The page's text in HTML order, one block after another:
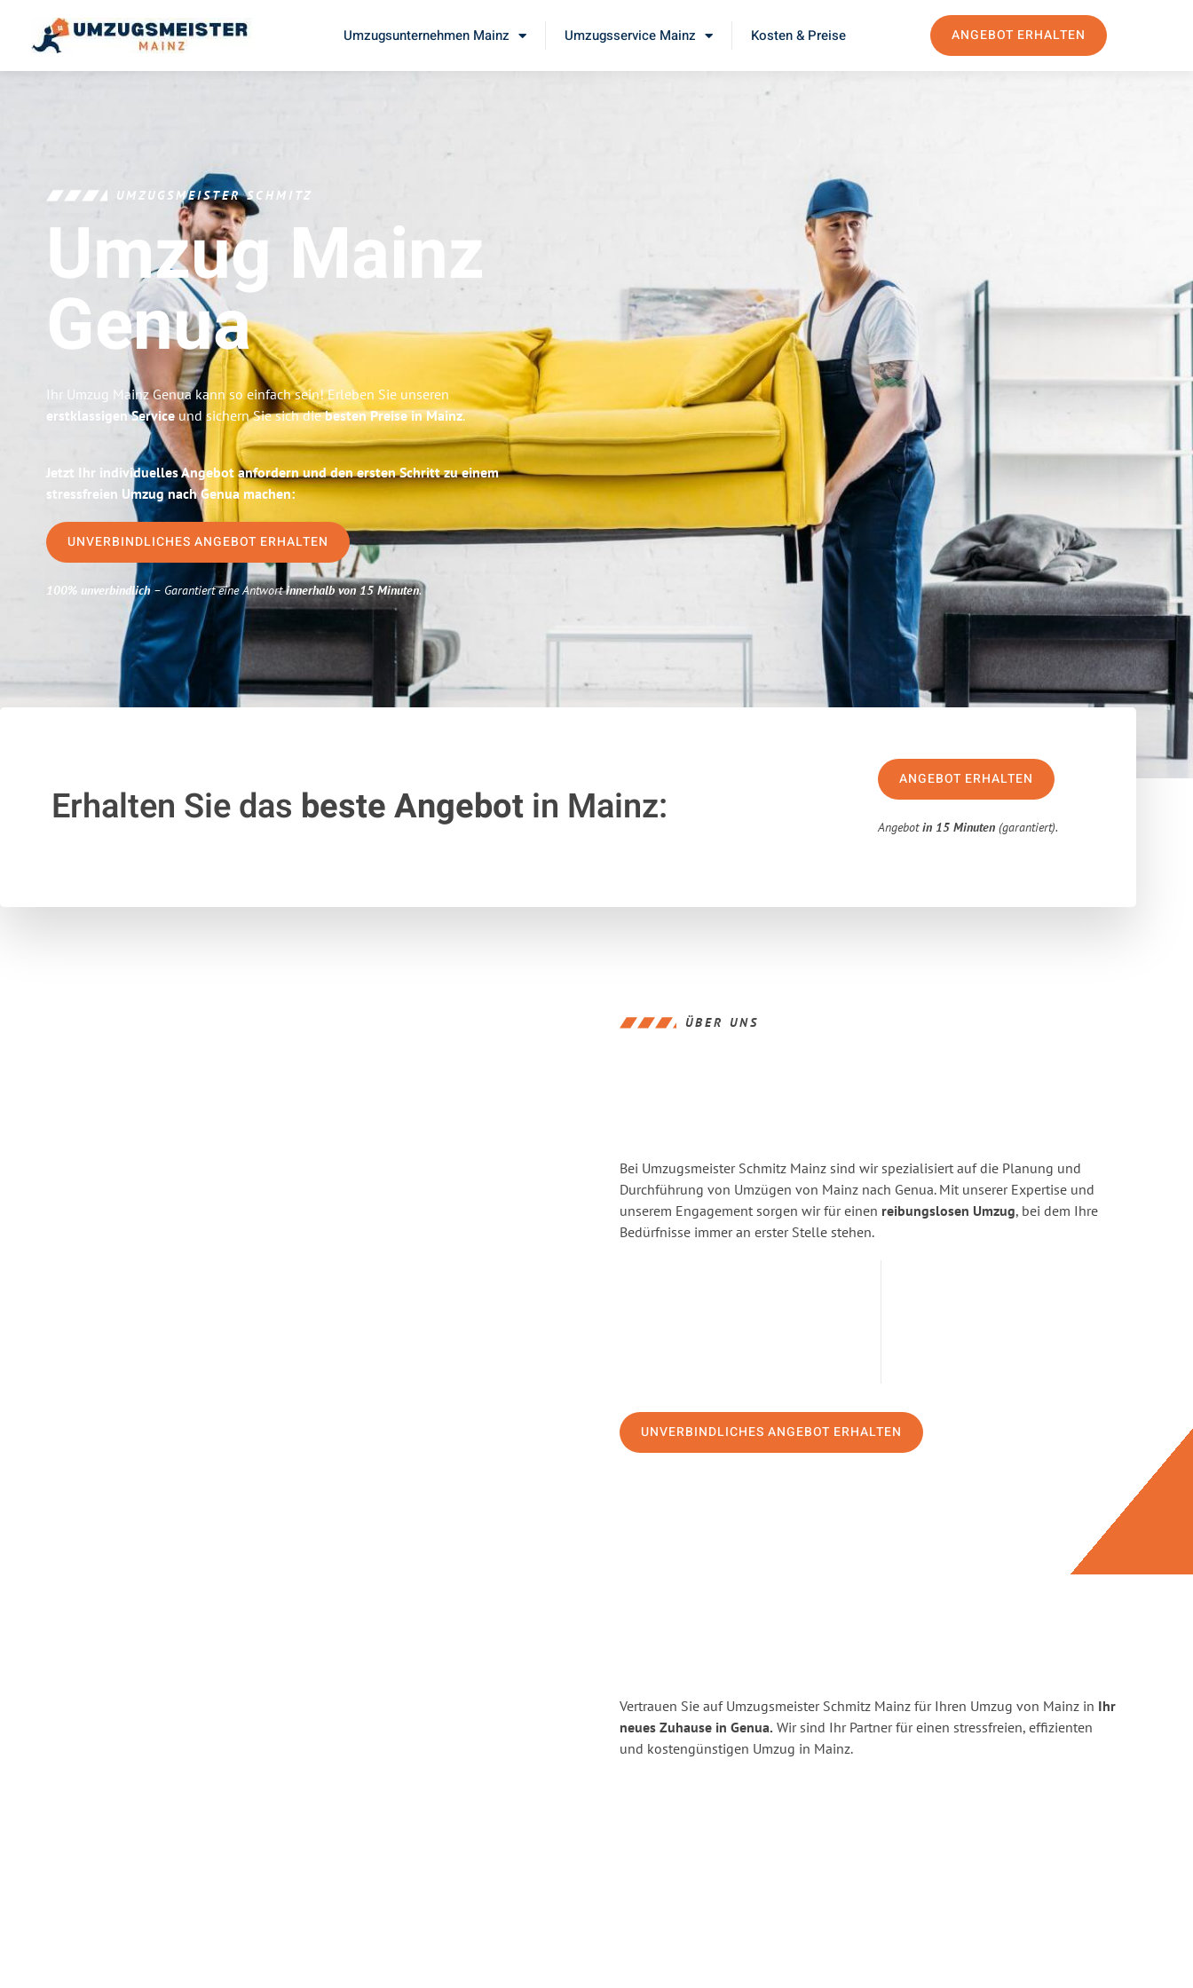
Umzugsunternehmen Mainz Umzugsservice Mainz Kosten & Preise ANGEBOT ERHALTEN
UMZUGSMEISTER SCHMITZ
Umzug Mainz
Genua
Ihr Umzug Mainz Genua kann so einfach sein! Erleben Sie unseren
erstklassigen Service und sichern Sie sich diebesten Preise in Mainz.
Jetzt Ihr individuelles Angebot anfordern und den ersten Schritt zu einem
stressfreien Umzug nach Genua machen:
UNVERBINDLICHES ANGEBOT ERHALTEN
100% unverbindlich– Garantiert eine Antwortinnerhalb von 15 Minuten.
Erhalten Sie das beste Angebotin Mainz:
ANGEBOT ERHALTEN
Angebotin 15 Minuten (garantiert).
ÜBER UNS
Bei Umzugsmeister Schmitz Mainz sind wir spezialisiert auf die Planung und
Durchführung von Umzügen von Mainz nach Genua. Mit unserer Expertise und
unserem Engagement sorgen wir für einen reibungslosen Umzug, bei dem Ihre
Bedürfnisse immer an erster Stelle stehen.
UNVERBINDLICHES ANGEBOT ERHALTEN
Vertrauen Sie auf Umzugsmeister Schmitz Mainz für Ihren Umzug von Mainz in Ihr
neues Zuhause in Genua. Wir sind Ihr Partner für einen stressfreien, effizienten
und kostengünstigen Umzug in Mainz.